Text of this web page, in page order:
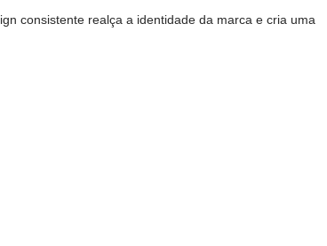
consistente realça a identidade da marca e cria uma